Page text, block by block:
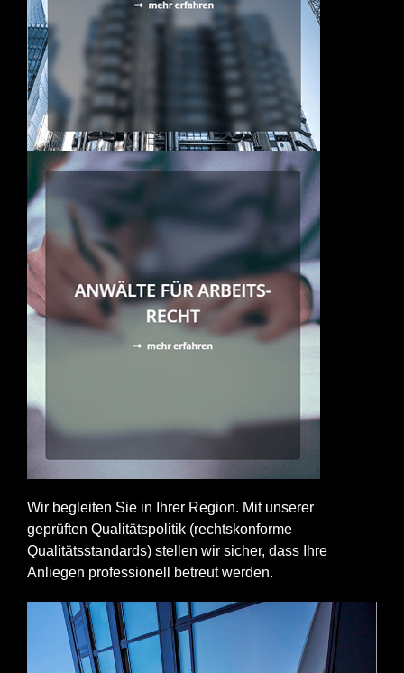
Wir begleiten Sie in Ihrer Region. Mit unserer
geprüften Qualitätspolitik (rechtskonforme
Qualitätsstandards) stellen wir sicher, dass Ihre
Anliegen professionell betreut werden.